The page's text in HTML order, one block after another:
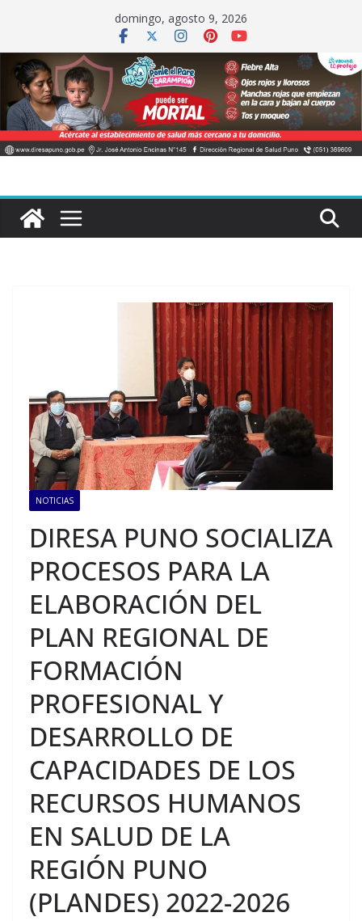
contenido
domingo, agosto 9, 2026
NOTICIAS
DIRESA PUNO SOCIALIZA
PROCESOS PARA LA
ELABORACIÓN DEL
PLAN REGIONAL DE
FORMACIÓN
PROFESIONAL Y
DESARROLLO DE
CAPACIDADES DE LOS
RECURSOS HUMANOS
EN SALUD DE LA
REGIÓN PUNO
(PLANDES) 2022-2026